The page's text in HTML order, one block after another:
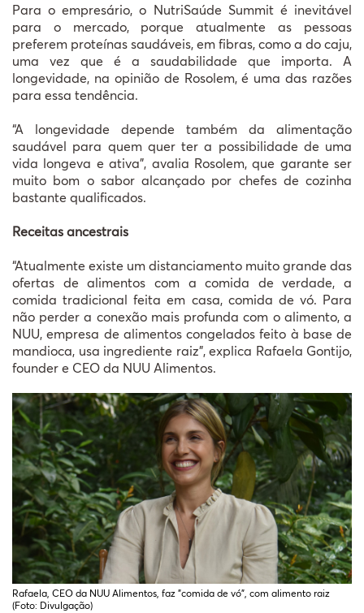
Para o empresário, o NutriSaúde Summit é inevitável
para o mercado, porque atualmente as pessoas
preferem proteínas saudáveis, em fibras, como a do caju,
uma vez que é a saudabilidade que importa. A
longevidade, na opinião de Rosolem, é uma das razões
para essa tendência.
“A longevidade depende também da alimentação
saudável para quem quer ter a possibilidade de uma
vida longeva e ativa”, avalia Rosolem, que garante ser
muito bom o sabor alcançado por chefes de cozinha
bastante qualificados.
Receitas ancestrais
“Atualmente existe um distanciamento muito grande das
ofertas de alimentos com a comida de verdade, a
comida tradicional feita em casa, comida de vó. Para
não perder a conexão mais profunda com o alimento, a
NUU, empresa de alimentos congelados feito à base de
mandioca, usa ingrediente raiz”, explica Rafaela Gontijo,
founder e CEO da NUU Alimentos.
Rafaela, CEO da NUU Alimentos, faz "comida de vó", com alimento raiz
(Foto: Divulgação)